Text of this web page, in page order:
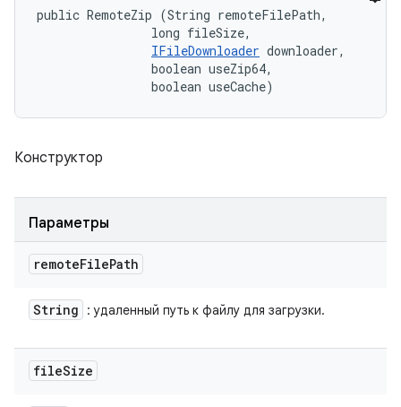
public RemoteZip (String remoteFilePath,
                long fileSize,
IFileDownloader downloader,
                boolean useZip64,
                boolean useCache)
Конструктор
Параметры
remoteFilePath
String : удаленный путь к файлу для загрузки.
fileSize